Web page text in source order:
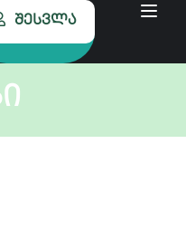
Შესვლა